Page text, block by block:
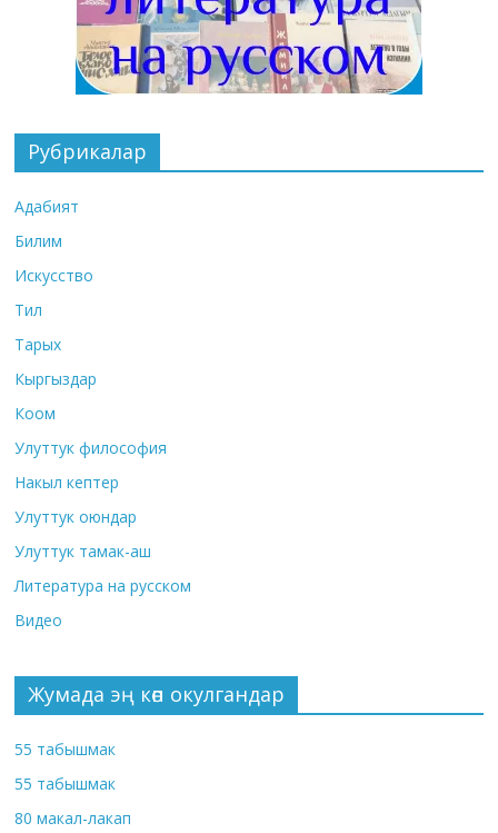
Рубрикалар
Адабият
Билим
Искусство
Тил
Тарых
Кыргыздар
Коом
Улуттук философия
Накыл кептер
Улуттук оюндар
Улуттук тамак-аш
Литература на русском
Видео
Жумада эң көп окулгандар
55 табышмак
55 табышмак
80 макал-лакап